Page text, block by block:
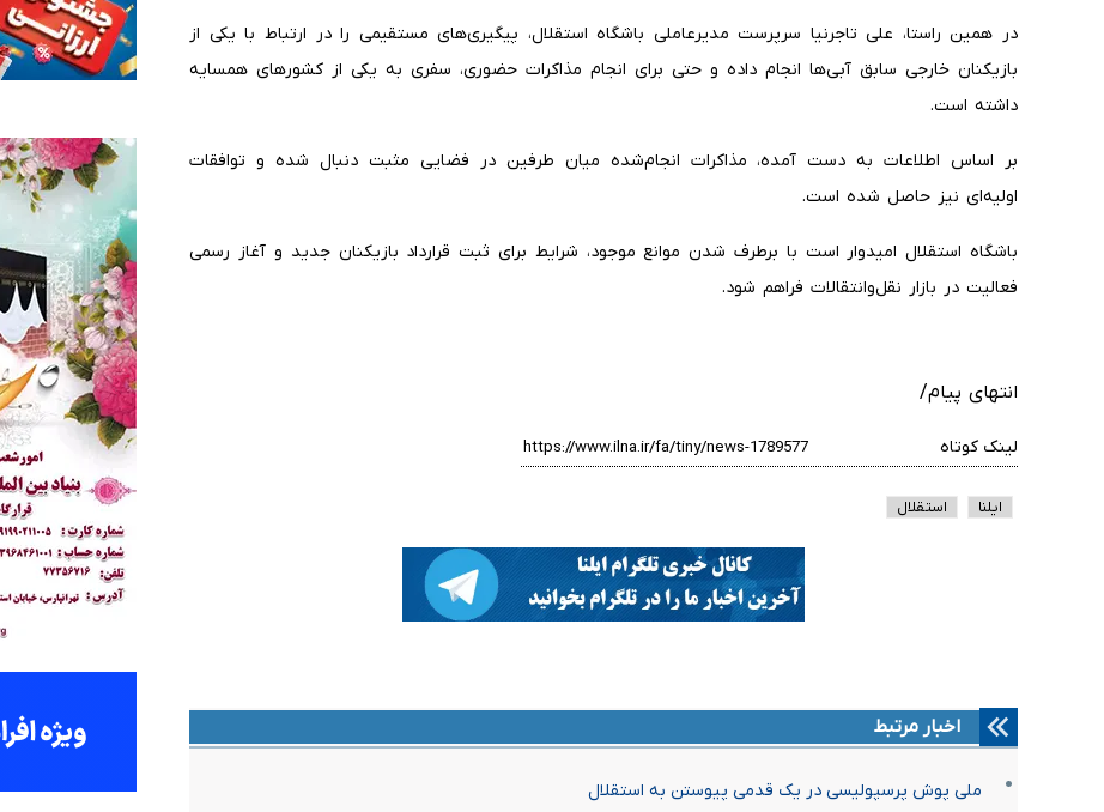
در همین راستا، علی تاجرنیا سرپرست مدیرعاملی باشگاه استقلال، پیگیری‌های مستقیمی را در ارتباط با یکی از
بازیکنان خارجی سابق آبی‌ها انجام داده و حتی برای انجام مذاکرات حضوری، سفری به یکی از کشورهای همسایه
داشته است.
بر اساس اطلاعات به دست آمده، مذاکرات انجام‌شده میان طرفین در فضایی مثبت دنبال شده و توافقات
اولیه‌ای نیز حاصل شده است.
باشگاه استقلال امیدوار است با برطرف شدن موانع موجود، شرایط برای ثبت قرارداد بازیکنان جدید و آغاز رسمی
فعالیت در بازار نقل‌وانتقالات فراهم شود.
انتهای پیام/
لینک کوتاه
ایلنا استقلال
اخبار مرتبط
ملی پوش پرسپولیسی در یک قدمی پیوستن به استقلال